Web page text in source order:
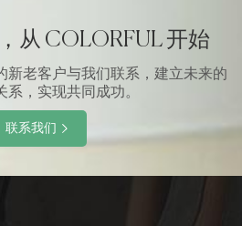
从 COLORFUL 开始
新老客户与我们联系，建立未来的
系，实现共同成功。
联系我们